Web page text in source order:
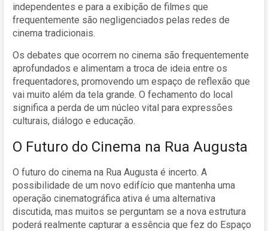
independentes e para a exibição de filmes que
frequentemente são negligenciados pelas redes de
cinema tradicionais.
Os debates que ocorrem no cinema são frequentemente
aprofundados e alimentam a troca de ideia entre os
frequentadores, promovendo um espaço de reflexão que
vai muito além da tela grande. O fechamento do local
significa a perda de um núcleo vital para expressões
culturais, diálogo e educação.
O Futuro do Cinema na Rua Augusta
O futuro do cinema na Rua Augusta é incerto. A
possibilidade de um novo edifício que mantenha uma
operação cinematográfica ativa é uma alternativa
discutida, mas muitos se perguntam se a nova estrutura
poderá realmente capturar a essência que fez do Espaço